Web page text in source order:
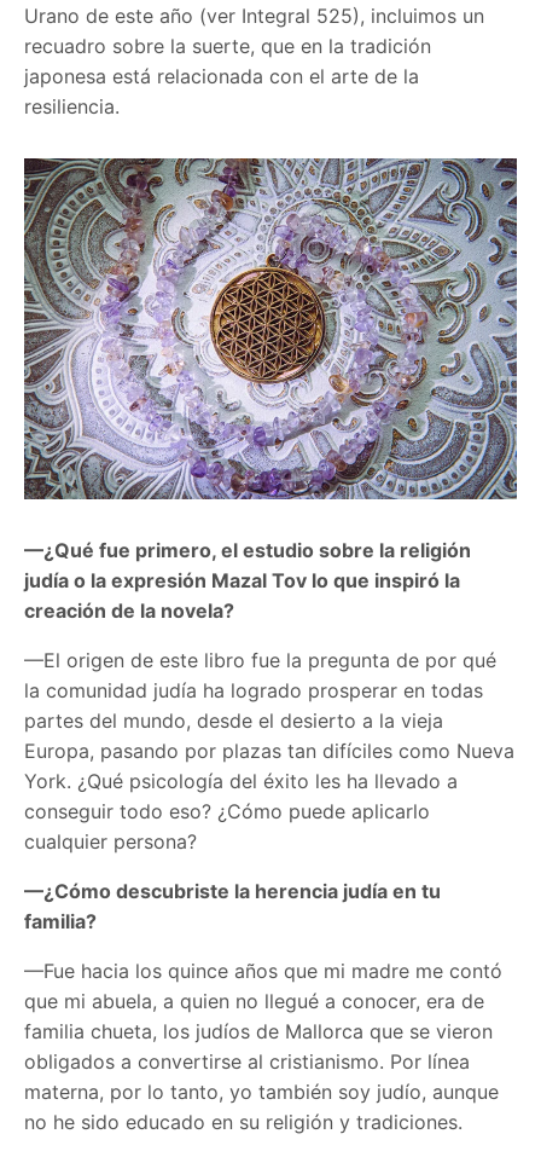
Urano de este año (ver Integral 525), incluimos un
recuadro sobre la suerte, que en la tradición
japonesa está relacionada con el arte de la
resiliencia.
—¿Qué fue primero, el estudio sobre la religión
judía o la expresión Mazal Tov lo que inspiró la
creación de la novela?
—El origen de este libro fue la pregunta de por qué
la comunidad judía ha logrado prosperar en todas
partes del mundo, desde el desierto a la vieja
Europa, pasando por plazas tan difíciles como Nueva
York. ¿Qué psicología del éxito les ha llevado a
conseguir todo eso? ¿Cómo puede aplicarlo
cualquier persona?
—¿Cómo descubriste la herencia judía en tu
familia?
—Fue hacia los quince años que mi madre me contó
que mi abuela, a quien no llegué a conocer, era de
familia chueta, los judíos de Mallorca que se vieron
obligados a convertirse al cristianismo. Por línea
materna, por lo tanto, yo también soy judío, aunque
no he sido educado en su religión y tradiciones.